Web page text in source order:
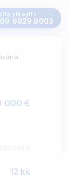
Ota yhteyttä
09 6829 8003
000 €
12 kk